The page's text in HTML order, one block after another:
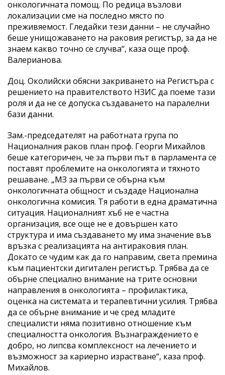
онкологичната помощ. По редица възлови
локализации сме на последно място по
преживяемост. Гледайки тези данни – не случайно
беше унищожаването на раковия регистър, за да не
знаем какво точно се случва“, каза още проф.
Валерианова.
Доц. Околийски обясни закриването на Регистъра с
решението на правителството НЗИС да поеме тази
роля и да не се допуска създаването на паралелни
бази данни.
Зам.-председателят на работната група по
Националния раков план проф. Георги Михайлов
беше категоричен, че за първи път в парламента се
поставят проблемите на онкологията и тяхното
решаване. „МЗ за първи се обърна към
онкологичната общност и създаде Национална
онкологична комисия. Тя работи в една драматична
ситуация. Националният хъб не е частна
организация, все още не е довършен като
структура и има създаването му има значение във
връзка с реализацията на антираковия план.
Докато се чудим как да го направим, света премина
към пациентски дигитален регистър. Трябва да се
обърне специално внимание на трите основни
направления в онкологията – профилактика,
оценка на системата и терапевтични усилия. Трябва
да се обърне внимание и че сред младите
специалисти няма позитивно отношение към
специалността онкология. Възнаграждението е
добро, но липсва комплексност на лечението и
възможност за кариерно израстване“, каза проф.
Михайлов.